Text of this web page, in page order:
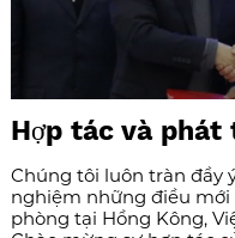
Hợp tác và phát
Chúng tôi luôn tràn đầy
nghiệm những điều mới
phòng tại Hồng Kông,